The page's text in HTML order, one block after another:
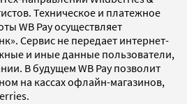
Техническое и платежное
WB Pay осуществляет
Сервис не передает интернет-
и иные данные пользователи,
В будущем WB Pay позволит
на кассах офлайн-магазинов,